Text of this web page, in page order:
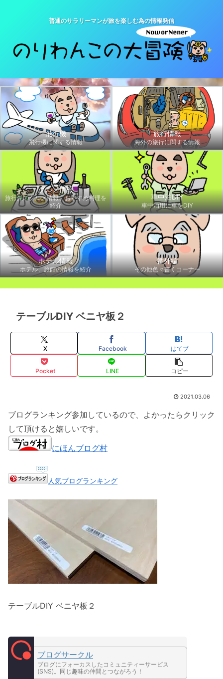
普通のサラリーマンが旅を楽しむ為の情報発信
飛行機
飛行機に関する情報
旅行情報
海外の旅行に関する情報
グルメ情報
旅行先のグルメ情報、おすすめ料理を
紹介
車中泊DIY
車中泊用に車をDIY
ホテル情報
ホテル、旅館の情報を紹介
番外編
その他色々書くコーナー
テーブルDIY ベニヤ板２
X Facebook はてブ
Pocket LINE コピー
2021.03.06
ブログランキング参加しているので、よかったらクリック
して頂けると嬉しいです。
にほんブログ村
人気ブログランキング
テーブルDIY ベニヤ板２
ブログサークル
ブログにフォーカスしたコミュニティーサービス
(SNS)。同じ趣味の仲間とつながろう！